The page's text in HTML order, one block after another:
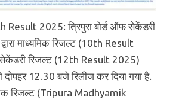
Result 2025: त्रिपुरा बोर्ड ऑफ सेकेंडरी
माध्यमिक रिजल्ट (10th Result
रिजल्ट (12th Result 2025)
12.30 बजे रिलीज कर दिया गया है.
रिजल्ट (Tripura Madhyamik